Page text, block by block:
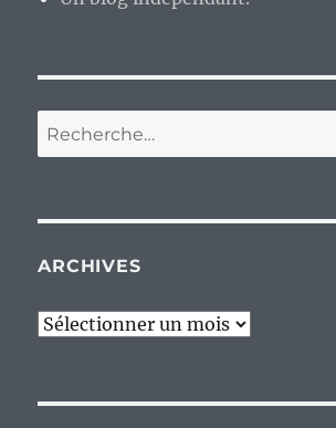
Recherche
pour :
ARCHIVES
Archives